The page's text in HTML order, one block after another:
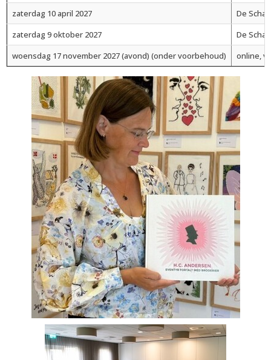
zaterdag 10 april 2027
De
zaterdag 9 oktober 2027
De
woensdag 17 november 2027 (avond) (onder voorbehoud)
online,